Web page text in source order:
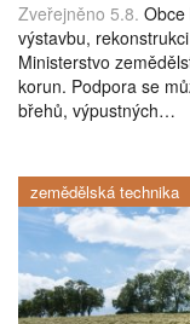
Zveřejněno 5.8.
výstavbu,
Ministerstvo
korun. Podpora se
břehů, výpustných…
zemědělská technika